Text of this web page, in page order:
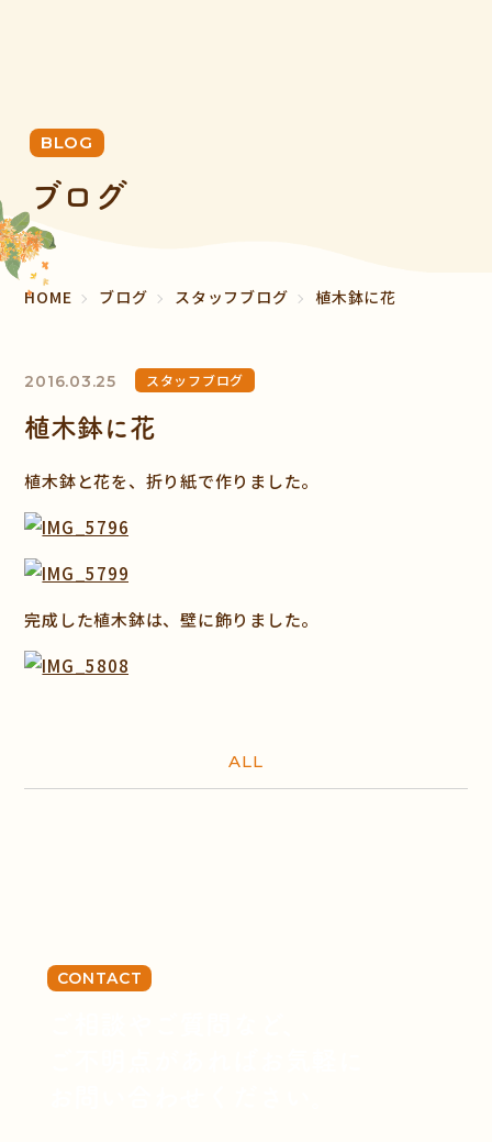
BLOG
ブログ
HOME ブログ スタッフブログ 植木鉢に花
2016.03.25 スタッフブログ
植木鉢に花
植木鉢と花を、折り紙で作りました。
完成した植木鉢は、壁に飾りました。
ALL
CONTACT